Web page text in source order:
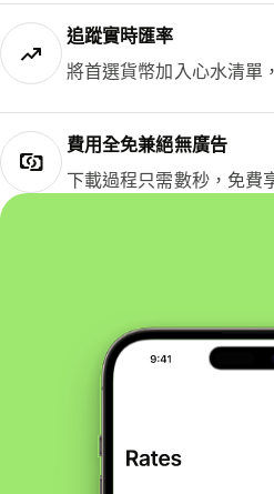
追蹤實時匯率
將首選貨幣加入心水清單
費用全免兼絕無廣告
下載過程只需數秒，免費